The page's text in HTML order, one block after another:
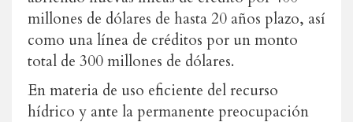
millones de dólares de hasta 20 años plazo, así
como una línea de créditos por un monto
total de 300 millones de dólares.
En materia de uso eficiente del recurso
hídrico y ante la permanente preocupación